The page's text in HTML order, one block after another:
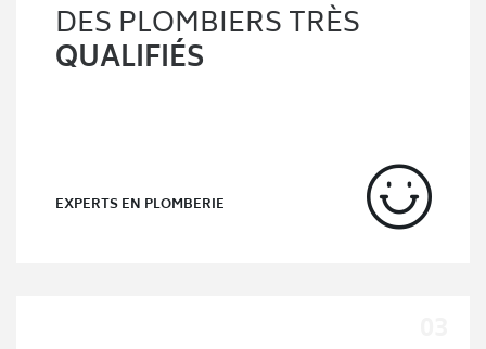
DES PLOMBIERS TRÈS
QUALIFIÉS
EXPERTS EN PLOMBERIE